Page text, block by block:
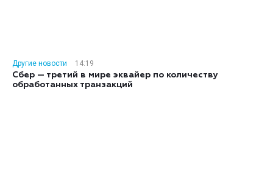
Другие новости
14:19
Сбер — третий в мире эквайер по количеству
обработанных транзакций